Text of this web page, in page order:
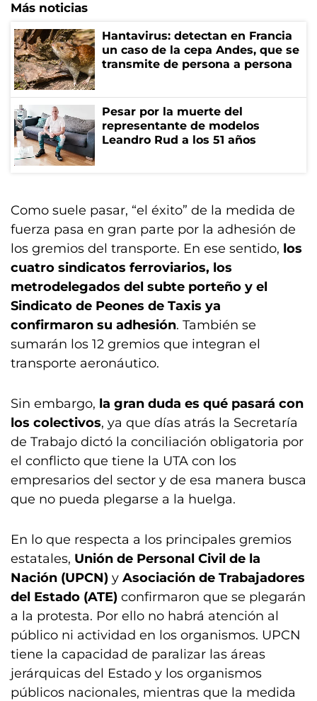
Más noticias
Hantavirus: detectan en Francia
un caso de la cepa Andes, que se
transmite de persona a persona
Pesar por la muerte del
representante de modelos
Leandro Rud a los 51 años
Como suele pasar, “el éxito” de la medida de
fuerza pasa en gran parte por la adhesión de
los gremios del transporte. En ese sentido, los
cuatro sindicatos ferroviarios, los
metrodelegados del subte porteño y el
Sindicato de Peones de Taxis ya
confirmaron su adhesión. También se
sumarán los 12 gremios que integran el
transporte aeronáutico.
Sin embargo, la gran duda es qué pasará con
los colectivos, ya que días atrás la Secretaría
de Trabajo dictó la conciliación obligatoria por
el conflicto que tiene la UTA con los
empresarios del sector y de esa manera busca
que no pueda plegarse a la huelga.
En lo que respecta a los principales gremios
estatales, Unión de Personal Civil de la
Nación (UPCN) y Asociación de Trabajadores
del Estado (ATE) confirmaron que se plegarán
a la protesta. Por ello no habrá atención al
público ni actividad en los organismos. UPCN
tiene la capacidad de paralizar las áreas
jerárquicas del Estado y los organismos
públicos nacionales, mientras que la medida